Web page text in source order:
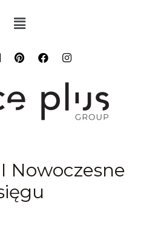
Nowoczesne